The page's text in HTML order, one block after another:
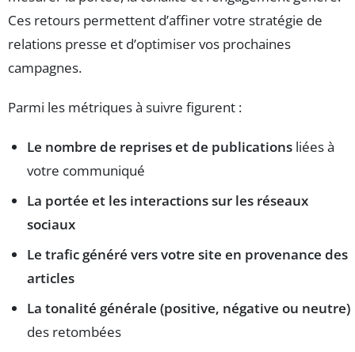
Ces retours permettent d’affiner votre stratégie de
relations presse et d’optimiser vos prochaines
campagnes.
Parmi les métriques à suivre figurent :
Le nombre de reprises et de publications liées à
votre communiqué
La portée et les interactions sur les réseaux
sociaux
Le trafic généré vers votre site en provenance des
articles
La tonalité générale (positive, négative ou neutre)
des retombées